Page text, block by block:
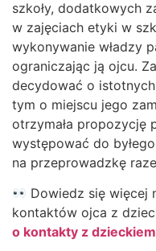
szkoły, dodatkowych
w zajęciach etyki w
wykonywanie władzy
ograniczając ją ojcu.
decydować o
tym o miejscu jego
otrzymała propozycję
występować do
na przeprowadzkę
Dowiedz się więcej
kontaktów ojca z
o kontakty z